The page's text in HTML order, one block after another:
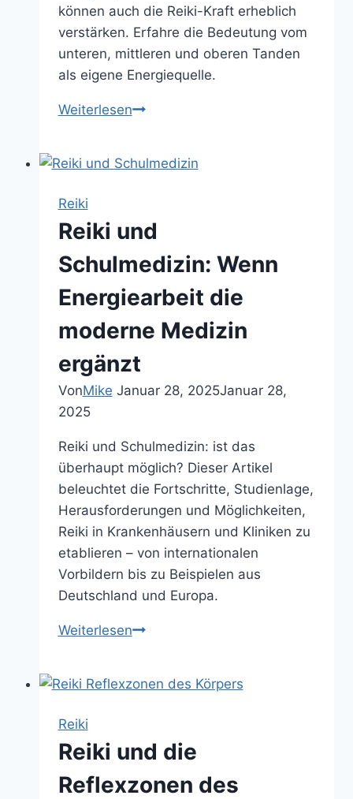
können auch die Reiki-Kraft erheblich
verstärken. Erfahre die Bedeutung vom
unteren, mittleren und oberen Tanden
als eigene Energiequelle.
WeiterlesenDie
Energiezentren
und
Säulen
Reiki-
Kraft
Reiki
Reiki und
Schulmedizin: Wenn
Energiearbeit die
moderne Medizin
ergänzt
VonMike Januar 28, 2025Januar 28,
2025
Reiki und Schulmedizin: ist das
überhaupt möglich? Dieser Artikel
beleuchtet die Fortschritte, Studienlage,
Herausforderungen und Möglichkeiten,
Reiki in Krankenhäusern und Kliniken zu
etablieren – von internationalen
Vorbildern bis zu Beispielen aus
Deutschland und Europa.
WeiterlesenReiki
Wenn
moderne
Medizin
Reiki
Reiki und die
Reflexzonen des